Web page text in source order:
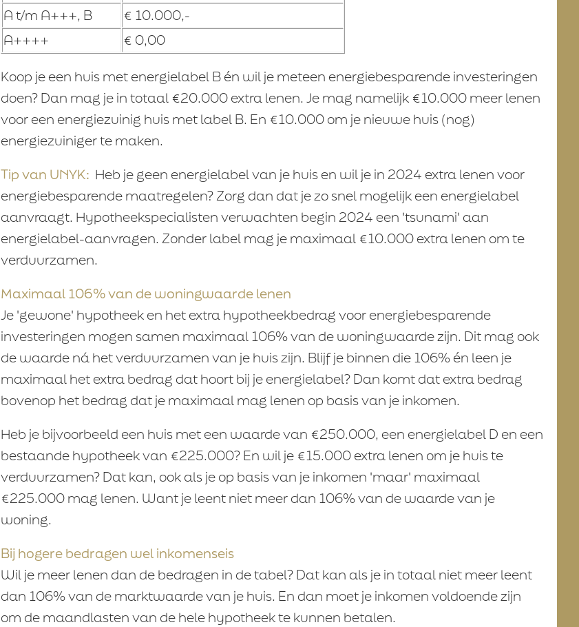
A t/m A+++, B
€ 10.000,-
A++++
€ 0,00
Koop je een huis met energielabel B én wil je meteen energiebesparende investeringen
doen? Dan mag je in totaal €20.000 extra lenen. Je mag namelijk €10.000 meer lenen
voor een energiezuinig huis met label B. En €10.000 om je nieuwe huis (nog)
energiezuiniger te maken.
Tip van UNYK: Heb je geen energielabel van je huis en wil je in 2024 extra lenen voor
energiebesparende maatregelen? Zorg dan dat je zo snel mogelijk een energielabel
aanvraagt. Hypotheekspecialisten verwachten begin 2024 een 'tsunami' aan
energielabel-aanvragen. Zonder label mag je maximaal €10.000 extra lenen om te
verduurzamen.
Maximaal 106% van de woningwaarde lenen
Je 'gewone' hypotheek en het extra hypotheekbedrag voor energiebesparende
investeringen mogen samen maximaal 106% van de woningwaarde zijn. Dit mag ook
de waarde ná het verduurzamen van je huis zijn. Blijf je binnen die 106% én leen je
maximaal het extra bedrag dat hoort bij je energielabel? Dan komt dat extra bedrag
bovenop het bedrag dat je maximaal mag lenen op basis van je inkomen.
Heb je bijvoorbeeld een huis met een waarde van €250.000, een energielabel D en een
bestaande hypotheek van €225.000? En wil je €15.000 extra lenen om je huis te
verduurzamen? Dat kan, ook als je op basis van je inkomen 'maar' maximaal
€225.000 mag lenen. Want je leent niet meer dan 106% van de waarde van je
woning.
Bij hogere bedragen wel inkomenseis
Wil je meer lenen dan de bedragen in de tabel? Dat kan als je in totaal niet meer leent
dan 106% van de marktwaarde van je huis. En dan moet je inkomen voldoende zijn
om de maandlasten van de hele hypotheek te kunnen betalen.